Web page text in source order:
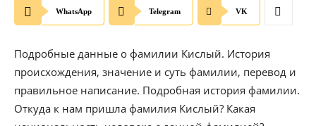
WhatsApp Telegram VK
Подробные данные о фамилии Кислый. История
происхождения, значение и суть фамилии, перевод и
правильное написание. Подробная история фамилии.
Откуда к нам пришла фамилия Кислый? Какая